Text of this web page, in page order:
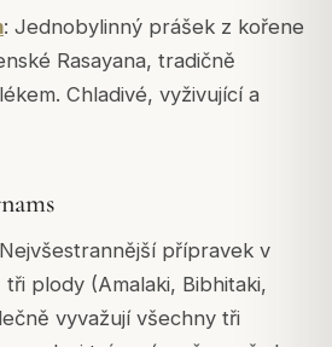
: Jednobylinný prášek z kořene
Rasayana, tradičně
Chladivé, vyživující a
přípravek v
plody (Amalaki, Bibhitaki,
vyvažují všechny tři